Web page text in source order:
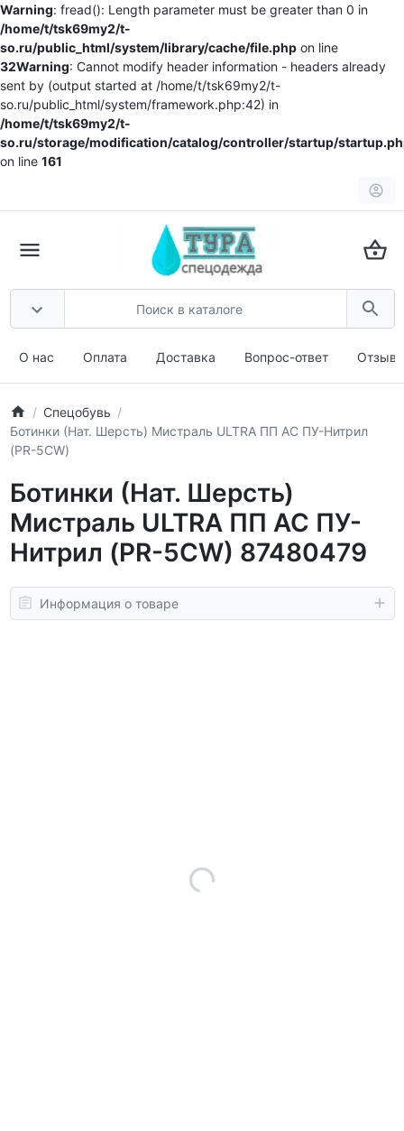
Warning: fread(): Length parameter must be greater than 0 in
/home/t/tsk69my2/t-
so.ru/public_html/system/library/cache/file.php on line
32Warning: Cannot modify header information - headers already
sent by (output started at /home/t/tsk69my2/t-
so.ru/public_html/system/framework.php:42) in
/home/t/tsk69my2/t-
so.ru/storage/modification/catalog/controller/startup/
on line 161
О нас Оплата Доставка Вопрос-ответ
Спецобувь
Ботинки (Нат. Шерсть) Мистраль ULTRA ПП АС ПУ-Нитрил
(PR-5CW)
Ботинки (Нат. Шерсть)
Мистраль ULTRA ПП АС ПУ-
Нитрил (PR-5CW) 87480479
Информация о товаре